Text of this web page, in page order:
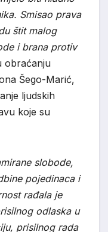
Smisao prava
štit malog
i brana protiv
obraćanju
Šego-Marić,
ljudskih
koje su
slobode,
pojedinaca i
rađala je
odlaska u
prisilnog rada